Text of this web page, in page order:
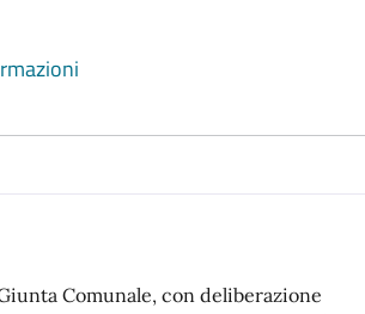
Comunale, con deliberazione